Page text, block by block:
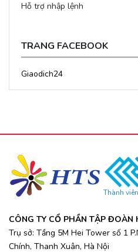
Hỗ trợ nhập lệnh
TRANG FACEBOOK
Giaodich24
Thành
CÔNG TY CỔ PHẦN TẬP ĐOÀN
Trụ sở: Tầng 5M Hei Tower số 1
Chính, Thanh Xuân, Hà Nội